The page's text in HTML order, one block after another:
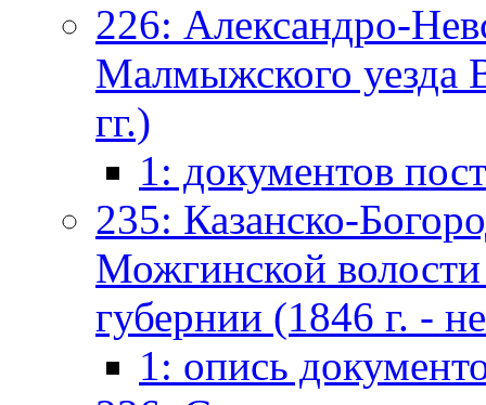
226: Александро-
Малмыжского уезда
гг.)
1: документов
235: Казанско-
Можгинской волости
губернии (1846 г. -
1: опись